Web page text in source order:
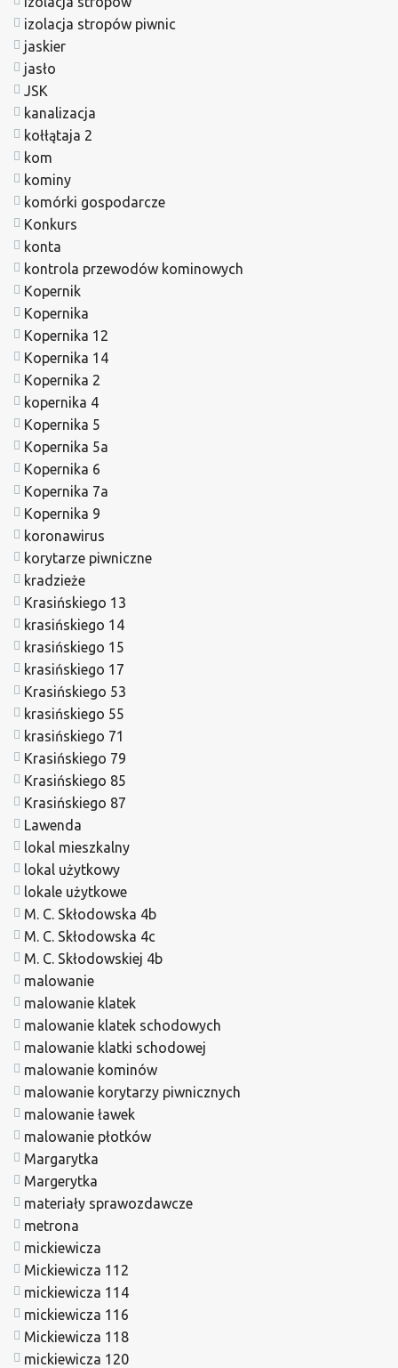
izolacja stropów piwnic
jaskier
jasło
JSK
kanalizacja
kołłątaja 2
kom
kominy
komórki gospodarcze
Konkurs
konta
kontrola przewodów kominowych
Kopernik
Kopernika
Kopernika 12
Kopernika 14
Kopernika 2
kopernika 4
Kopernika 5
Kopernika 5a
Kopernika 6
Kopernika 7a
Kopernika 9
koronawirus
korytarze piwniczne
kradzieże
Krasińskiego 13
krasińskiego 14
krasińskiego 15
krasińskiego 17
Krasińskiego 53
krasińskiego 55
krasińskiego 71
Krasińskiego 79
Krasińskiego 85
Krasińskiego 87
Lawenda
lokal mieszkalny
lokal użytkowy
lokale użytkowe
M. C. Skłodowska 4b
M. C. Skłodowska 4c
M. C. Skłodowskiej 4b
malowanie
malowanie klatek
malowanie klatek schodowych
malowanie klatki schodowej
malowanie kominów
malowanie korytarzy piwnicznych
malowanie ławek
malowanie płotków
Margarytka
Margerytka
materiały sprawozdawcze
metrona
mickiewicza
Mickiewicza 112
mickiewicza 114
mickiewicza 116
Mickiewicza 118
mickiewicza 120